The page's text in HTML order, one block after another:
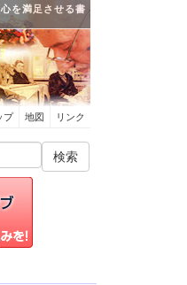
を満足させる書
プ 地図 リンク